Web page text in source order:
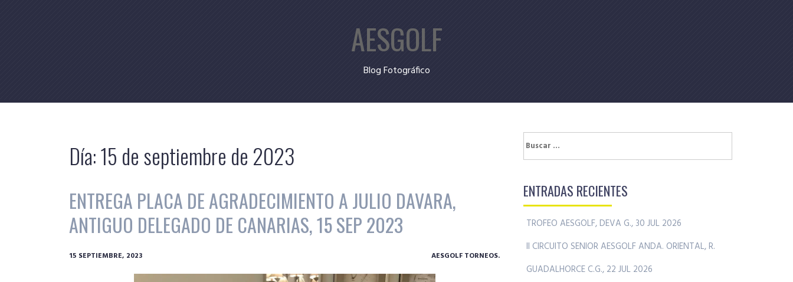
AESGOLF
Blog Fotográfico
Día:15 de septiembre de 2023
ENTREGA PLACA DE AGRADECIMIENTO A JULIO DAVARA,
ANTIGUO DELEGADO DE CANARIAS, 15 SEP 2023
15 SEPTIEMBRE, 2023 AESGOLF TORNEOS.
Buscar:
ENTRADAS RECIENTES
TROFEO AESGOLF, DEVA G., 30 JUL 2026
II CIRCUITO SENIOR AESGOLF ANDA. ORIENTAL, R.
GUADALHORCE C.G., 22 JUL 2026